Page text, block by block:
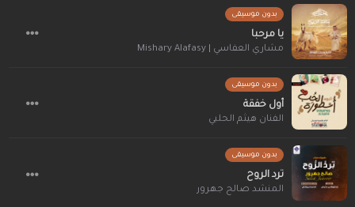
بدون موسيقى
يا مرحبا
مشاري العفاسي | Mishary Alafasy
بدون موسيقى
أول خفقة
الفنان هيثم الحلبي
بدون موسيقى
ترد الروح
المنشد صالح جهرور